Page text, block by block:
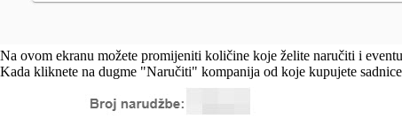
Na ovom ekranu možete promijeniti količine koje želite naručiti i
Kada kliknete na dugme "Naručiti" kompanija od koje kupujete